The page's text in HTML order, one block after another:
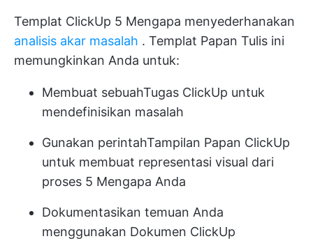
Templat ClickUp 5 Mengapa menyederhanakan
analisis akar masalah . Templat Papan Tulis ini
memungkinkan Anda untuk:
Membuat sebuahTugas ClickUp untuk
mendefinisikan masalah
Gunakan perintahTampilan Papan ClickUp
untuk membuat representasi visual dari
proses 5 Mengapa Anda
Dokumentasikan temuan Anda
menggunakan Dokumen ClickUp